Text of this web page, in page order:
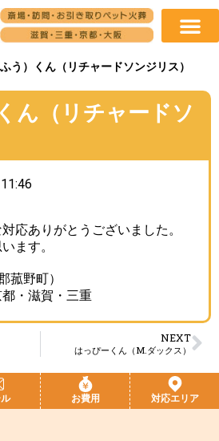
う）くん（リチャードソンジリス）
ん（リチャードソ
応ありがとうございました。
ます。
菰野町）
・滋賀・三重
NEXT
はっぴーくん（M.ダックス）
お費用 対応エリア